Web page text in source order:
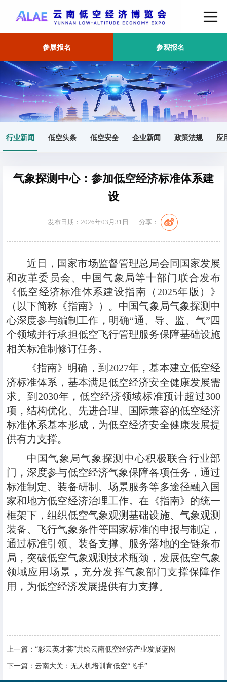
参展报名 参观报名
行业新闻 低空头条 低空安全 企业新闻 政策法规 应
首页 行业新闻 正文
气象探测中心：参加低空经济标准体系建
设
发布日期：2026年03月31日 分享：
近日，国家市场监督管理总局会同国家发展
和改革委员会、中国气象局等十部门联合发布
《低空经济标准体系建设指南（2025年版）》
（以下简称 《指南》
）。中国气象局气象探测中
心深度参与编制工作，明确“通、导、监、气”四
个领域并行承担低空飞行管理服务保障基础设施
相关标准制修订任务。
《指南》明确，到2027年，基本建立低空经
济标准体系，基本满足低空经济安全健康发展需
求。到2030年，低空经济领域标准预计超过300
项，结构优化、先进合理、国际兼容的低空经济
标准体系基本形成，为低空经济安全健康发展提
供有力支撑。
中国气象局气象探测中心积极联合行业部
门，深度参与低空经济气象保障各项任务，通过
标准制定、装备研制、场景服务等多途径融入国
家和地方低空经济治理工作。在 《指南》 的统一
框架下，组织低空气象观测基础设施、气象观测
装备、飞行气象条件等国家标准的申报与制定，
通过标准引领、装备支撑、服务落地的全链条布
局，突破低空气象观测技术瓶颈，发展低空气象
领域应用场景，充分发挥气象部门支撑保障作
用，为低空经济发展提供有力支撑。
上一篇： “彩云英才荟”共绘云南低空经济产业发展蓝图
下一篇： 云南大关：无人机培训育低空“飞手”